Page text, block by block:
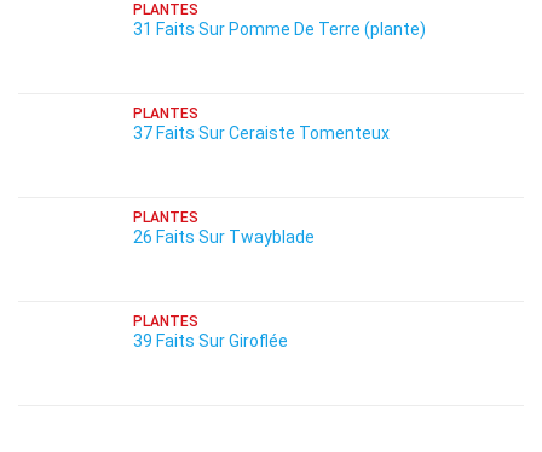
PLANTES
31 Faits Sur Pomme De Terre (plante)
PLANTES
37 Faits Sur Ceraiste Tomenteux
PLANTES
26 Faits Sur Twayblade
PLANTES
39 Faits Sur Giroflée